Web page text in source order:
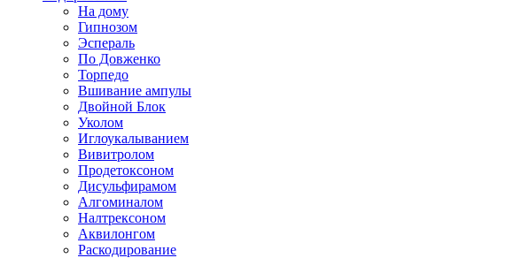
На дому
Гипнозом
Эспераль
По Довженко
Торпедо
Вшивание ампулы
Двойной Блок
Уколом
Иглоукалыванием
Вивитролом
Продетоксоном
Дисульфирамом
Алгоминалом
Налтрексоном
Аквилонгом
Раскодирование